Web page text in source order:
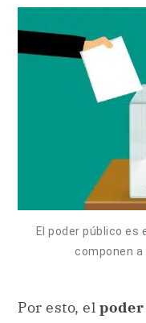
El poder público es
componen
Por esto, el